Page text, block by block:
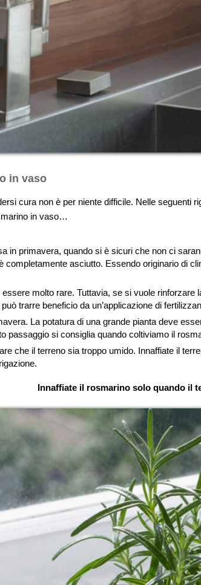
in vaso
cura non è per niente difficile. Nelle
in vaso…
in primavera, quando si è sicuri che non ci
completamente asciutto. Essendo originario di
molto rare. Tuttavia, se si vuole rinforzare
trarre beneficio da un’applicazione di
La potatura di una grande pianta deve
passaggio si consiglia quando coltiviamo il
che il terreno sia troppo umido. Innaffiate il
Innaffiate il rosmarino solo quando il